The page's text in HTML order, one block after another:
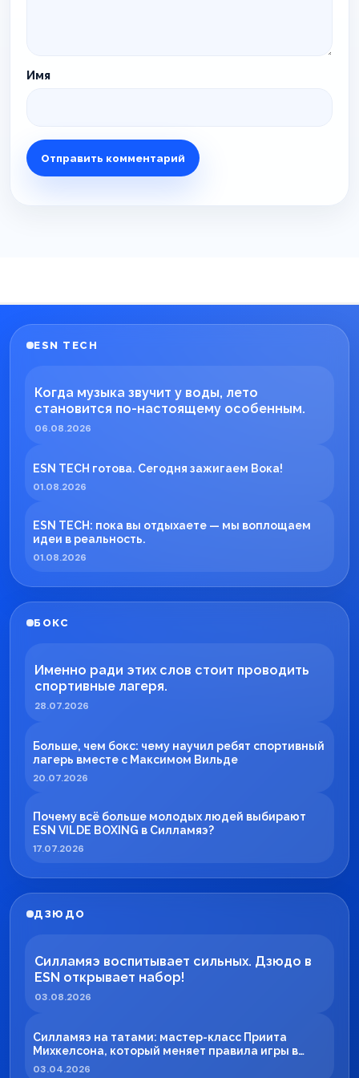
Имя
ESN TECH
Когда музыка звучит у воды, лето
становится по-настоящему особенным.
06.08.2026
ESN TECH готова. Сегодня зажигаем Вока!
01.08.2026
ESN TECH: пока вы отдыхаете — мы воплощаем
идеи в реальность.
01.08.2026
БОКС
Именно ради этих слов стоит проводить
спортивные лагеря.
28.07.2026
Больше, чем бокс: чему научил ребят спортивный
лагерь вместе с Максимом Вильде
20.07.2026
Почему всё больше молодых людей выбирают
ESN VILDE BOXING в Силламяэ?
17.07.2026
ДЗЮДО
Силламяэ воспитывает сильных. Дзюдо в
ESN открывает набор!
03.08.2026
Силламяэ на татами: мастер-класс Приита
Михкелсона, который меняет правила игры в
регионе
03.04.2026